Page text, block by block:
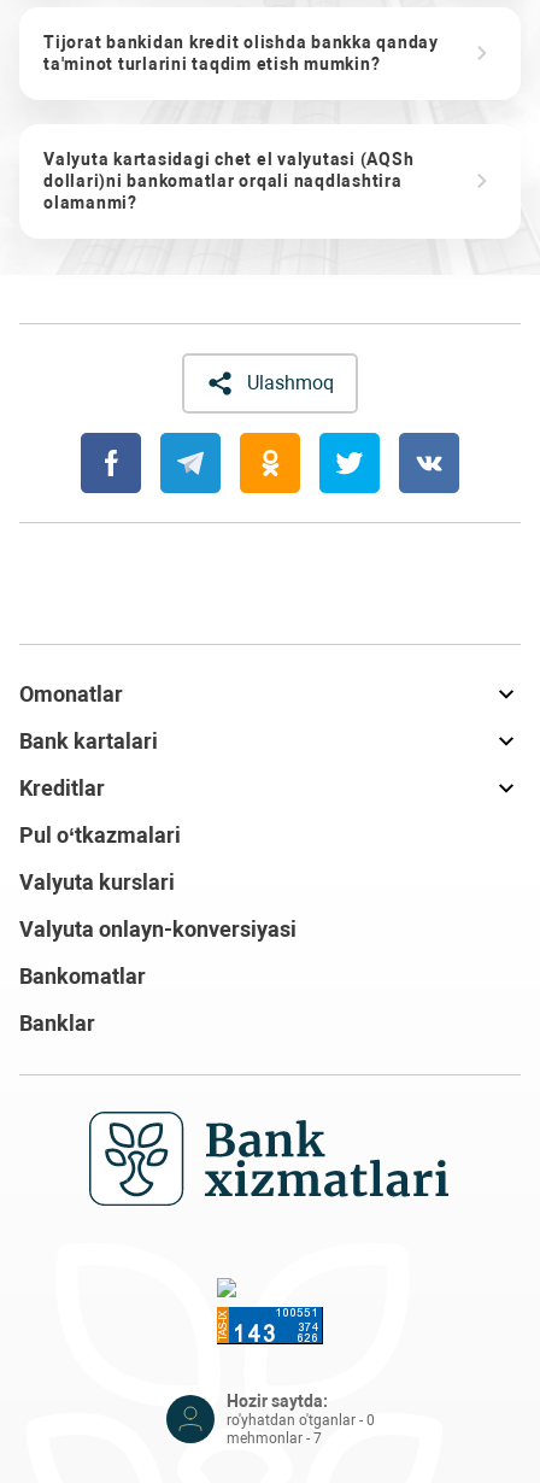
Tijorat bankidan kredit olishda bankka qanday
ta'minot turlarini taqdim etish mumkin?
Valyuta kartasidagi chet el valyutasi (AQSh
dollari)ni bankomatlar orqali naqdlashtira
olamanmi?
Ulashmoq
Omonatlar
Bank kartalari
Kreditlar
Pul o‘tkazmalari
Valyuta kurslari
Valyuta onlayn-konversiyasi
Bankomatlar
Banklar
Hozir saytda:
ro'yhatdan o'tganlar - 0
mehmonlar - 7